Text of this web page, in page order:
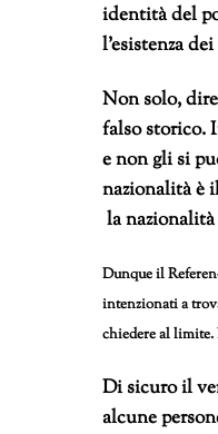
identità del
l’esistenza
Non solo,
falso storico.
e non gli si
nazionalità è
la
Dunque il
intenzionati a
chiedere al limite.
Di sicuro il
alcune